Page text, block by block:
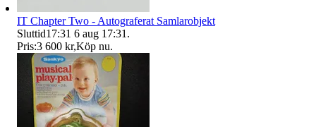
IT Chapter Two - Autograferat Samlarobjekt
Sluttid17:31 6 aug 17:31 .
Pris:3 600 kr,Köp nu.